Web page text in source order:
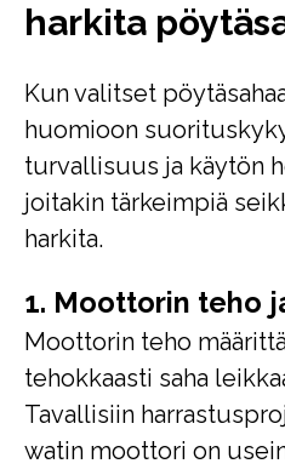
harkita
Kun valitset
huomioon
turvallisuus ja käytön
joitakin tärkeimpiä
harkita.
1. Moottorin teho
Moottorin teho
tehokkaasti saha
Tavallisiin
watin moottori on